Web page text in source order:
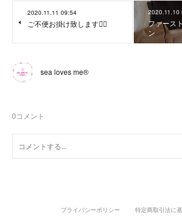
2020.11.11 09:54
ご不便お掛け致します🙇‍♀️
2020.11.10
ファース
ン
sea loves me®︎
0コメント
プライバシーポリシー 特定商取引法に